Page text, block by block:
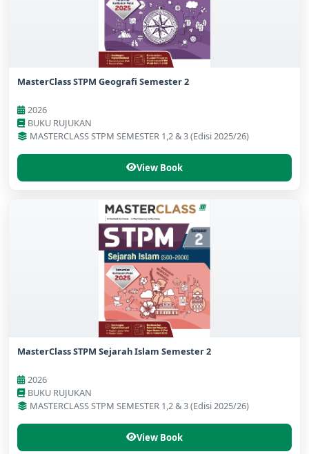
MasterClass STPM Geografi Semester 2
2026
BUKU RUJUKAN
MASTERCLASS STPM SEMESTER 1,2 & 3 (Edisi 2025/26)
View Book
MasterClass STPM Sejarah Islam Semester 2
2026
BUKU RUJUKAN
MASTERCLASS STPM SEMESTER 1,2 & 3 (Edisi 2025/26)
View Book